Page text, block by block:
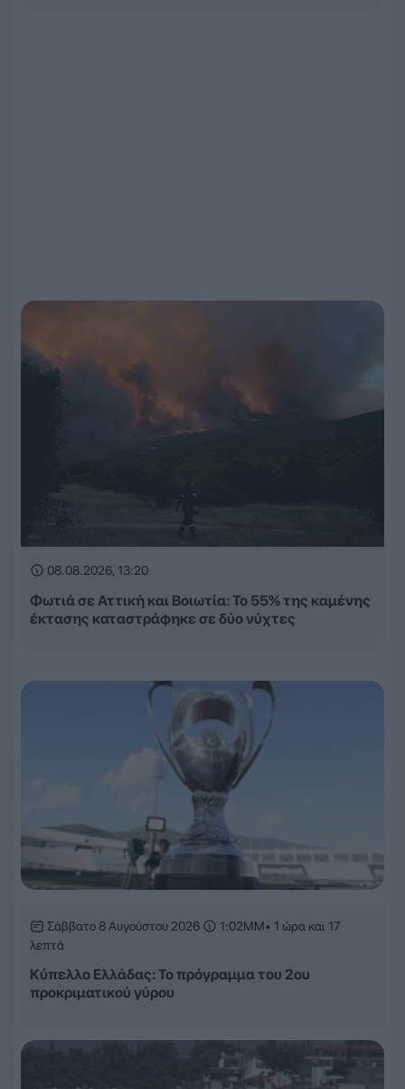
08.08.2026, 13:20
Φωτιά σε Αττική και Βοιωτία: Το 55% της καμένης
έκτασης καταστράφηκε σε δύο νύχτες
Σάββατο 8 Αυγούστου 2026 1:02ΜΜ• 1 ώρα και 17
λεπτά
Κύπελλο Ελλάδας: Το πρόγραμμα του 2ου
προκριματικού γύρου